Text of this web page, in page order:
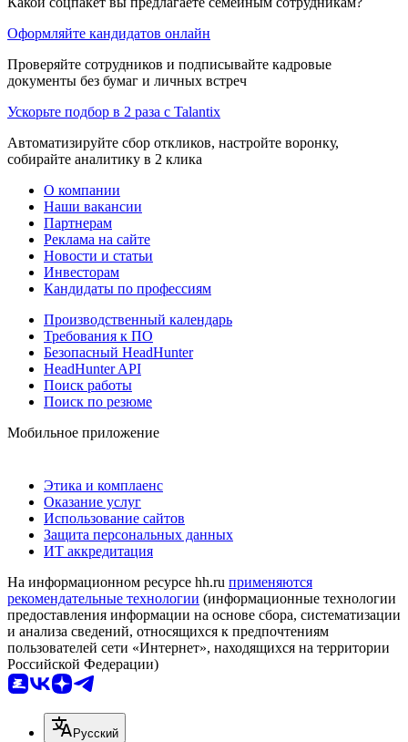
Оформляйте кандидатов онлайн
Проверяйте сотрудников и подписывайте кадровые
документы без бумаг и личных встреч
Ускорьте подбор в 2 раза с Talantix
Автоматизируйте сбор откликов, настройте воронку,
собирайте аналитику в 2 клика
О компании
Наши вакансии
Партнерам
Реклама на сайте
Новости и статьи
Инвесторам
Кандидаты по профессиям
Производственный календарь
Требования к ПО
Безопасный HeadHunter
HeadHunter API
Поиск работы
Поиск по резюме
Мобильное приложение
Этика и комплаенс
Оказание услуг
Использование сайтов
Защита персональных данных
ИТ аккредитация
На информационном ресурсе hh.ru применяются
рекомендательные технологии (информационные технологии
предоставления информации на основе сбора, систематизации
и анализа сведений, относящихся к предпочтениям
пользователей сети «Интернет», находящихся на территории
Российской Федерации)
Русский